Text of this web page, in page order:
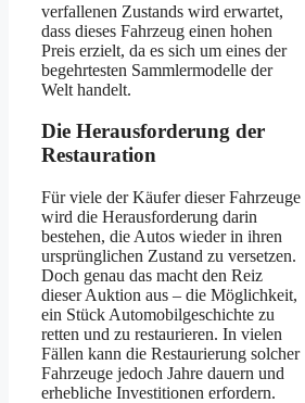
verfallenen Zustands wird erwartet,
dass dieses Fahrzeug einen hohen
Preis erzielt, da es sich um eines der
begehrtesten Sammlermodelle der
Welt handelt.
Die Herausforderung der
Restauration
Für viele der Käufer dieser Fahrzeuge
wird die Herausforderung darin
bestehen, die Autos wieder in ihren
ursprünglichen Zustand zu versetzen.
Doch genau das macht den Reiz
dieser Auktion aus – die Möglichkeit,
ein Stück Automobilgeschichte zu
retten und zu restaurieren. In vielen
Fällen kann die Restaurierung solcher
Fahrzeuge jedoch Jahre dauern und
erhebliche Investitionen erfordern.